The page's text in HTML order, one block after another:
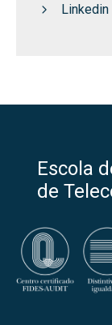
Linkedin
Escola
de